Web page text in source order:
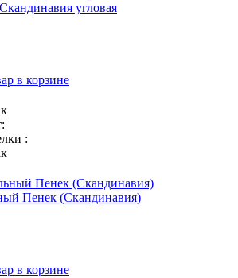
угловая
в корзине
:
Пенек (Скандинавия)
в корзине